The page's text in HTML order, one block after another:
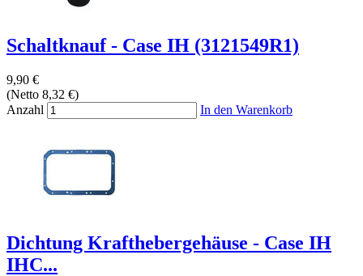
Schaltknauf - Case IH (3121549R1)
9,90 €
(Netto 8,32 €)
Anzahl
In den Warenkorb
Dichtung Krafthebergehäuse - Case IH
IHC...